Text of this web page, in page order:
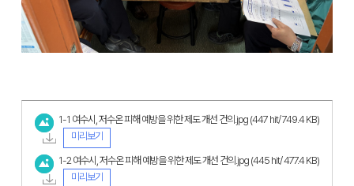
1-1 여수시, 저수온 피해 예방을 위한 제도 개선 건의.jpg (447 hit/ 749.4 KB)
미리보기
1-2 여수시, 저수온 피해 예방을 위한 제도 개선 건의.jpg (445 hit/ 477.4 KB)
미리보기